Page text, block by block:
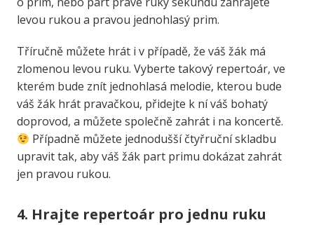
levou rukou a pravou jednohlasý prim.
Tříručně můžete hrát i v případě, že váš žák má
zlomenou levou ruku. Vyberte takový repertoár, ve
kterém bude znít jednohlasá melodie, kterou bude
váš žák hrát pravačkou, přidejte k ní váš bohatý
doprovod, a můžete společně zahrát i na koncertě.
Případně můžete jednodušší čtyřruční skladbu
upravit tak, aby váš žák part primu dokázat zahrát
jen pravou rukou.
4. Hrajte repertoár pro jednu ruku